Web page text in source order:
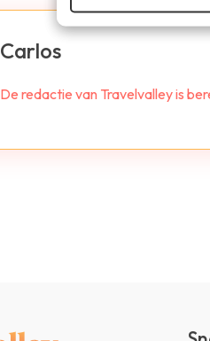
Carlos
De redactie van Travelvalley is